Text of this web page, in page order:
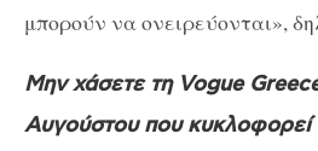
μπορούν να ονειρεύονται»,
Μην χάσετε τη Vogue
Αυγούστου που κυκλοφορεί